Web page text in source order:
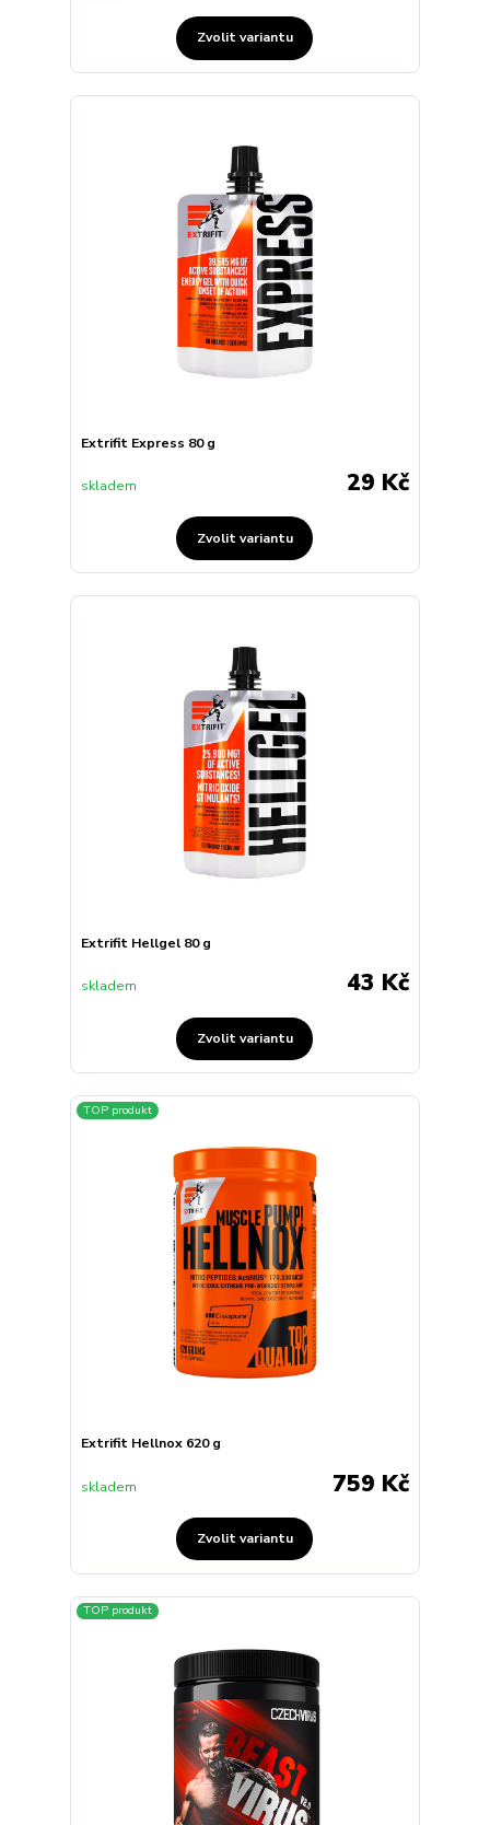
Zvolit variantu
Extrifit Express 80 g
29 Kč
skladem
Zvolit variantu
Extrifit Hellgel 80 g
43 Kč
skladem
Zvolit variantu
TOP produkt
Extrifit Hellnox 620 g
759 Kč
skladem
Zvolit variantu
TOP produkt